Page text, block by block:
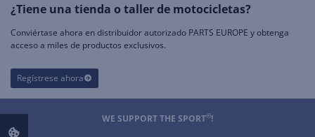
¿Tiene una tienda o taller de motocicletas?
Conviértase ahora en distribuidor autorizado PARTS EUROPE y obtenga
acceso a miles de productos exclusivos.
Regístrese ahora
WE SUPPORT THE SPORT®!